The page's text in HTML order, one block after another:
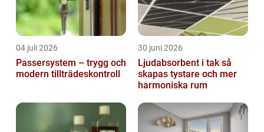
04 juli 2026
Passersystem – trygg och
modern tillträdeskontroll
30 juni 2026
Ljudabsorbent i tak så
skapas tystare och mer
harmoniska rum